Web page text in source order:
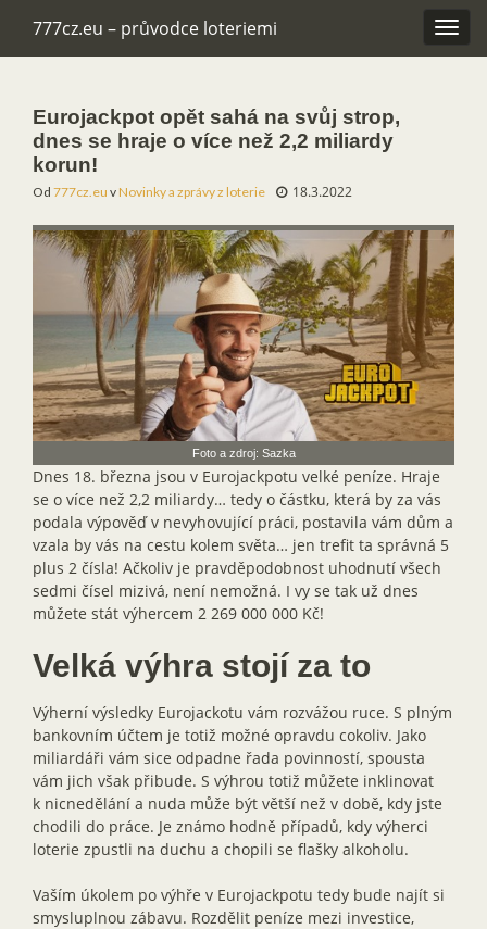
777cz.eu – průvodce loteriemi
Eurojackpot opět sahá na svůj strop,
dnes se hraje o více než 2,2 miliardy
korun!
Od 777cz.eu vNovinky a zprávy z loterie 18.3.2022
Foto a zdroj: Sazka
Dnes 18. března jsou v Eurojackpotu velké peníze. Hraje
se o více než 2,2 miliardy… tedy o částku, která by za vás
podala výpověď v nevyhovující práci, postavila vám dům a
vzala by vás na cestu kolem světa… jen trefit ta správná 5
plus 2 čísla! Ačkoliv je pravděpodobnost uhodnutí všech
sedmi čísel mizivá, není nemožná. I vy se tak už dnes
můžete stát výhercem 2 269 000 000 Kč!
Velká výhra stojí za to
Výherní výsledky Eurojackotu vám rozvážou ruce. S plným
bankovním účtem je totiž možné opravdu cokoliv. Jako
miliardáři vám sice odpadne řada povinností, spousta
vám jich však přibude. S výhrou totiž můžete inklinovat
k nicnedělání a nuda může být větší než v době, kdy jste
chodili do práce. Je známo hodně případů, kdy výherci
loterie zpustli na duchu a chopili se flašky alkoholu.
Vaším úkolem po výhře v Eurojackpotu tedy bude najít si
smysluplnou zábavu. Rozdělit peníze mezi investice,